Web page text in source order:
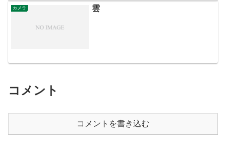
カメラ 雲
コメント
コメントを書き込む